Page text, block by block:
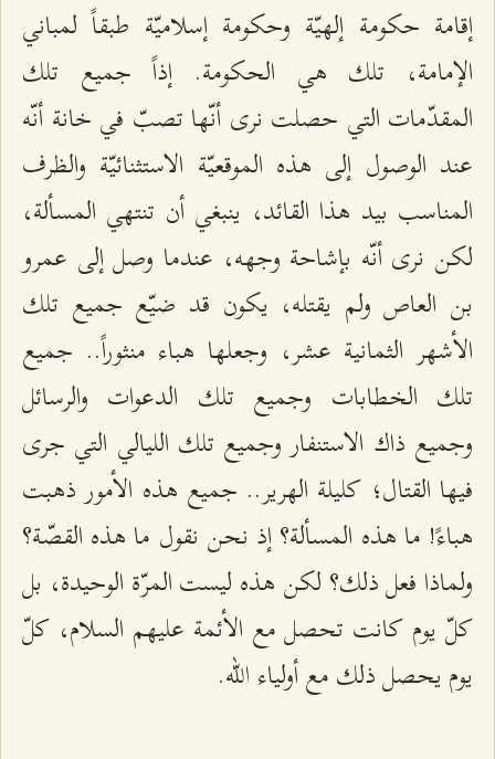
إقامة حكومة إلهيّة وحكومة إسلاميّة طبقاً لمباني
الإمامة، تلك هي الحكومة. إذاً جميع تلك
المقدّمات التي حصلت نرى أنّها تصبّ في خانة أنّه
عند الوصول إلى هذه الموقعيّة الاستثنائيّة والظرف
المناسب بيد هذا القائد، ينبغي أن تنتهي المسألة،
لكن نرى أنّه بإشاحة وجهه، عندما وصل إلى عمرو
بن العاص ولم يقتله، يكون قد ضيّع جميع تلك
الأشهر الثمانية عشر، وجعلها هباء منثوراً.. جميع
تلك الخطابات وجميع تلك الدعوات والرسائل
وجميع ذاك الاستنفار وجميع تلك الليالي التي جرى
فيها القتال؛ كليلة الهرير.. جميع هذه الأمور ذهبت
هباءً! ما هذه المسألة؟ إذ نحن نقول ما هذه القصّة؟
ولماذا فعل ذلك؟ لكن هذه ليست المرّة الوحيدة، بل
كلّ يوم كانت تحصل مع الأئمة عليهم السلام، كلّ
يوم يحصل ذلك مع أولياء الله.